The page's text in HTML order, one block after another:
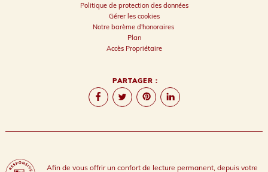
Politique de protection des données
Gérer les cookies
Notre barème d'honoraires
Plan
Accès Propriétaire
PARTAGER :
Afin de vous offrir un confort de lecture permanent, depuis votre